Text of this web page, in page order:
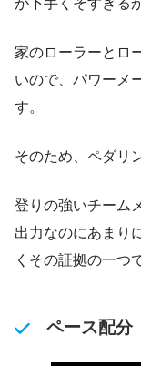
が下手くそすぎる
家のローラーとロ
いので、パワーメ
す。
そのため、ペダリ
登りの強いチーム
出力なのにあまり
くその証拠の一つ
ペース配分